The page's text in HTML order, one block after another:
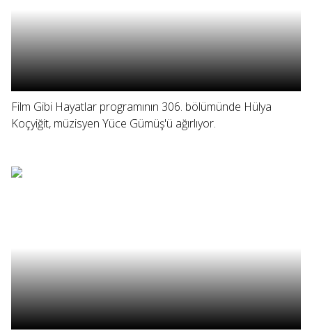
Film Gibi Hayatlar programının 306. bölümünde Hülya
Koçyiğit, müzisyen Yüce Gümüş'ü ağırlıyor.